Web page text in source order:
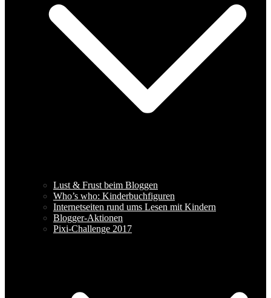
Lust & Frust beim Bloggen
Who’s who: Kinderbuchfiguren
Internetseiten rund ums Lesen mit Kindern
Blogger-Aktionen
Pixi-Challenge 2017